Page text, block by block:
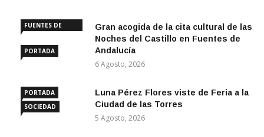
FUENTES DE
PORTADA
Gran acogida de la cita cultural de las
Noches del Castillo en Fuentes de
Andalucía
6 Agosto, 2026
PORTADA
SOCIEDAD
Luna Pérez Flores viste de Feria a la
Ciudad de las Torres
5 Agosto, 2026